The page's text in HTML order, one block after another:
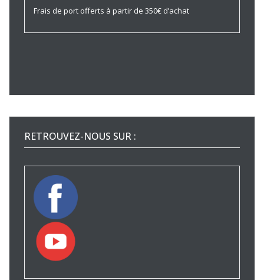
Frais de port offerts à partir de 350€ d’achat
RETROUVEZ-NOUS SUR :